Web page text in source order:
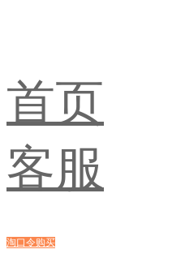
首页
客服
淘口令购买